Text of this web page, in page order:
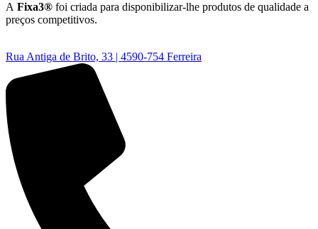
A Fixa3® foi criada para disponibilizar-lhe produtos de qualidade a
preços competitivos.
Rua Antiga de Brito, 33 | 4590-754 Ferreira